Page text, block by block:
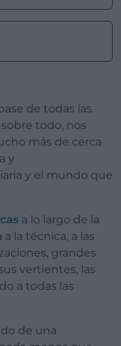
de todas las
todo, nos
más de cerca
y
y el mundo que
a lo largo de la
la técnica, a las
grandes
vertientes, las
a todas las
de una